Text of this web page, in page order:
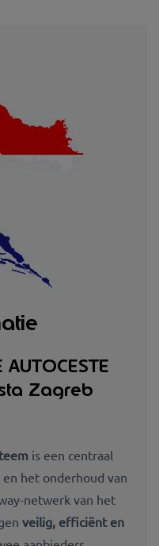
Zagreb
is een centraal
het onderhoud van
netwerk van het
veilig, efficiënt en